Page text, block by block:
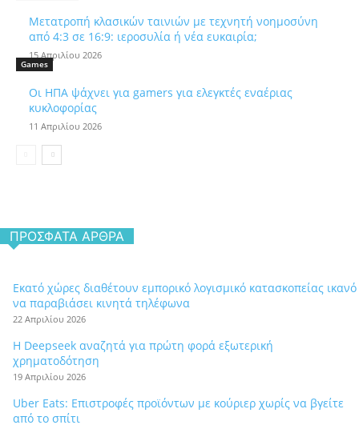
Μετατροπή κλασικών ταινιών με τεχνητή νοημοσύνη
από 4:3 σε 16:9: ιεροσυλία ή νέα ευκαιρία;
15 Απριλίου 2026
Games
Οι ΗΠΑ ψάχνει για gamers για ελεγκτές εναέριας
κυκλοφορίας
11 Απριλίου 2026
ΠΡΌΣΦΑΤΑ ΆΡΘΡΑ
Εκατό χώρες διαθέτουν εμπορικό λογισμικό κατασκοπείας ικανό
να παραβιάσει κινητά τηλέφωνα
22 Απριλίου 2026
Η Deepseek αναζητά για πρώτη φορά εξωτερική
χρηματοδότηση
19 Απριλίου 2026
Uber Eats: Επιστροφές προϊόντων με κούριερ χωρίς να βγείτε
από το σπίτι